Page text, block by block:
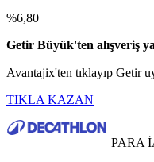
%6,80
Getir Büyük'ten alışveriş
Avantajix'ten tıklayıp Getir
TIKLA KAZAN
PARA